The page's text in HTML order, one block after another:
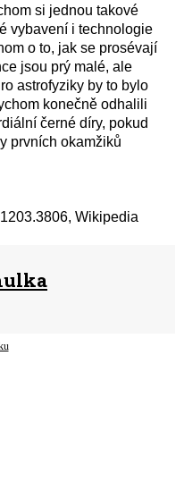
si jednou takové
vybavení i technologie
o to, jak se prosévají
jsou prý malé, ale
astrofyziky by to bylo
konečně odhalili
černé díry, pokud
prvních okamžiků
Wikipedia